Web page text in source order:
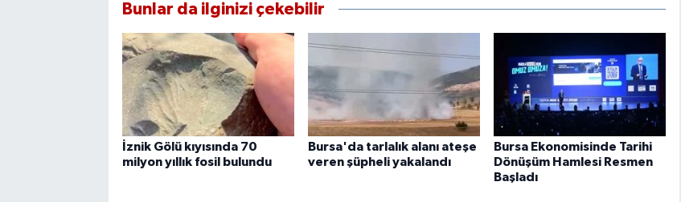
Bunlar da ilginizi çekebilir
İznik Gölü kıyısında 70
milyon yıllık fosil bulundu
Bursa'da tarlalık alanı ateşe
veren şüpheli yakalandı
Bursa Ekonomisinde Tarihi
Dönüşüm Hamlesi Resmen
Başladı